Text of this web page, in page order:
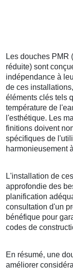
Les douches PMR
réduite) sont
indépendance à
de ces
éléments clés tels
température de
l'esthétique. Les
finitions doivent
spécifiques de
harmonieusement
L'installation de
approfondie des
planification
consultation d'un
bénéfique pour
codes de
En résumé, une
améliorer